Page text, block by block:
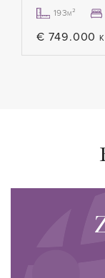
- Moderne
- Modern toilet
- Nette keuken
- Uitstekende
- Actieve VvE,
inclusief
-
193m²
€ 749.000